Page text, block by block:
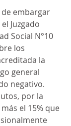
embargar
Juzgado
Social N°10
los
la
general
negativo.
por la
el 15% que